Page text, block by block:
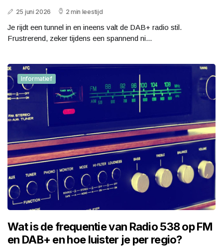
25 juni 2026 2 min leestijd
Je rijdt een tunnel in en ineens valt de DAB+ radio stil.
Frustrerend, zeker tijdens een spannend ni...
Informatief
Wat is de frequentie van Radio 538 op FM
en DAB+ en hoe luister je per regio?